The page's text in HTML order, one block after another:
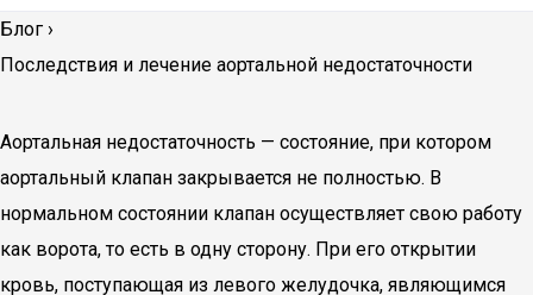
Блог ›
Последствия и лечение аортальной недостаточности
Аортальная недостаточность — состояние, при котором
аортальный клапан закрывается не полностью. В
нормальном состоянии клапан осуществляет свою работу
как ворота, то есть в одну сторону. При его открытии
кровь, поступающая из левого желудочка, являющимся